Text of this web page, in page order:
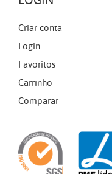
Criar conta
Login
Favoritos
Carrinho
Comparar